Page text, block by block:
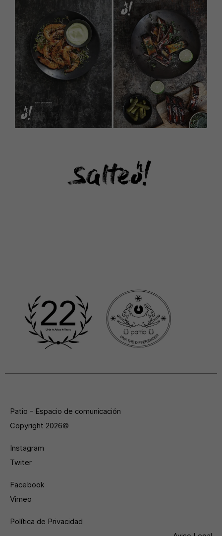
Patio - Espacio de comunicación
Copyright 2026©
Instagram
Twiter
Facebook
Vimeo
Política de Privacidad